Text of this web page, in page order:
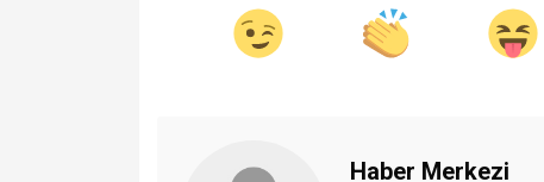
Haber Merkezi